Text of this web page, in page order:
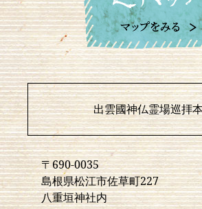
出雲國神仏霊場巡拝
〒690-0035
島根県松江市佐草町227
八重垣神社内